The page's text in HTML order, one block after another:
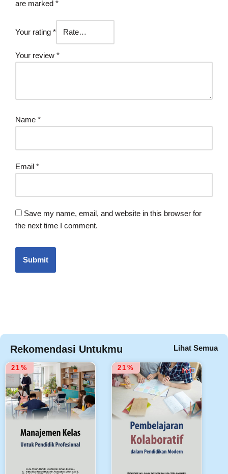
are marked *
Your rating *
Your review *
Name *
Email *
Save my name, email, and website in this browser for
the next time I comment.
Rekomendasi Untukmu Lihat Semua
21% 21%